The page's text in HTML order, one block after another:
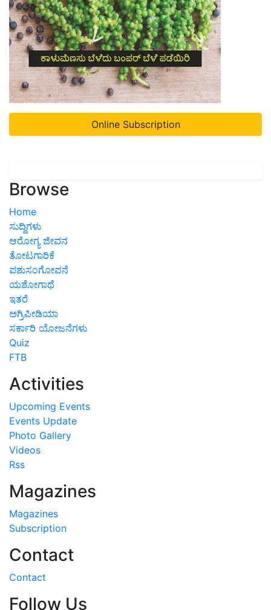
Online Subscription
Browse
Home
ಸುದ್ದಿಗಳು
ಆರೋಗ್ಯ ಜೀವನ
ತೋಟಗಾರಿಕೆ
ಪಶುಸಂಗೋಪನೆ
ಯಶೋಗಾಥೆ
ಇತರೆ
ಅಗ್ರಿಪೀಡಿಯಾ
ಸರ್ಕಾರಿ ಯೋಜನೆಗಳು
Quiz
FTB
Activities
Upcoming Events
Events Update
Photo Gallery
Videos
Rss
Magazines
Magazines
Subscription
Contact
Contact
Follow Us